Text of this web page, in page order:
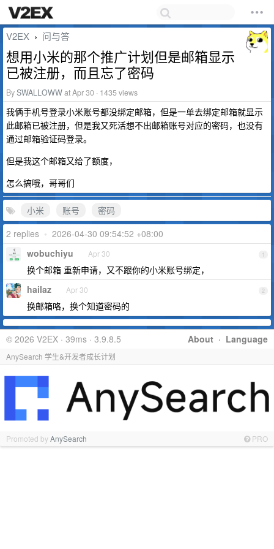
V2EX › 问与答
想用小米的那个推广计划但是邮箱显示
已被注册，而且忘了密码
BySWALLOWWat Apr 30 · 1435 views
我俩手机号登录小米账号都没绑定邮箱，但是一单去绑定邮箱就显示
此邮箱已被注册，但是我又死活想不出邮箱账号对应的密码，也没有
通过邮箱验证码登录。
但是我这个邮箱又给了额度，
怎么搞哦，哥哥们
小米 账号
密码
2 replies • 2026-04-30 09:54:52 +08:00
1
wobuchiyu Apr 30
换个邮箱 重新申请，又不跟你的小米账号绑定，
2
hailaz Apr 30
换邮箱咯，换个知道密码的
About · Language
© 2026 V2EX · 39ms · 3.9.8.5
AnySearch 学生&开发者成长计划
Promoted byAnySearch PRO